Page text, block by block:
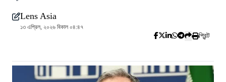
Lens Asia
১৩ এপ্রিল, ২০২৬ বিকাল ০৪:৪৭
প্রিন্ট